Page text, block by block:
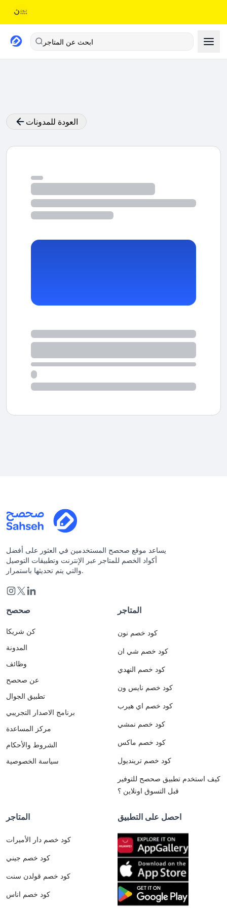
ابحث عن المتاجر
العودة للمدونات
يساعد موقع صحصح المستخدمين في العثور على أفضل
أكواد الخصم للمتاجر عبر الإنترنت وتطبيقات التوصيل
والتي يتم تحديثها باستمرار.
صحصح
كن شريكا
المدونة
وظائف
عن صحصح
تطبيق الجوال
برنامج الاصدار التجريبي
مركز المساعدة
الشروط والأحكام
سياسة الخصوصية
المتاجر
كود خصم نون
كود خصم شي ان
كود خصم النهدي
كود خصم نايس ون
كود خصم اي هيرب
كود خصم نمشي
كود خصم ماكس
كود خصم ترينديول
كيف استخدم تطبيق صحصح للتوفير
قبل التسوق اونلاين ؟
المتاجر
كود خصم دار الأميرات
كود خصم جيني
كود خصم قولدن سنت
كود خصم اناس
احصل على التطبيق